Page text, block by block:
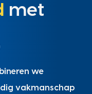
met
we
vakmanschap